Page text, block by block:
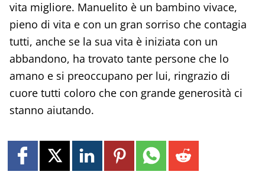
vita migliore. Manuelito è un bambino vivace,
pieno di vita e con un gran sorriso che contagia
tutti, anche se la sua vita è iniziata con un
abbandono, ha trovato tante persone che lo
amano e si preoccupano per lui, ringrazio di
cuore tutti coloro che con grande generosità ci
stanno aiutando.